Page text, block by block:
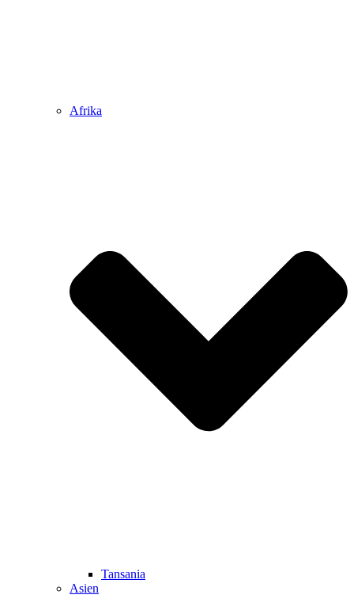
Afrika
Tansania
Asien